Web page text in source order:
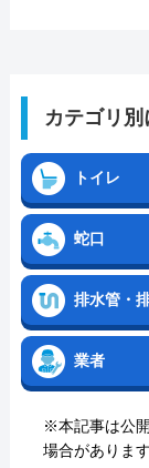
カテゴリ
トイレ
蛇口
排水管・
業者
※本記事は公
場合がありま